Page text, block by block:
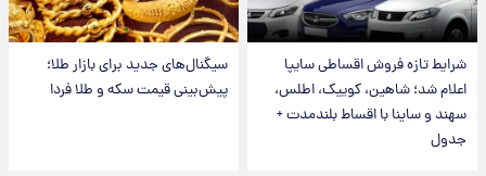
شرایط تازه فروش اقساطی سایپا
اعلام شد؛ شاهین، کوییک، اطلس،
سهند و ساینا با اقساط بلندمدت +
جدول
سیگنال‌های جدید برای بازار طلا؛
پیش‌بینی قیمت سکه و طلا فردا